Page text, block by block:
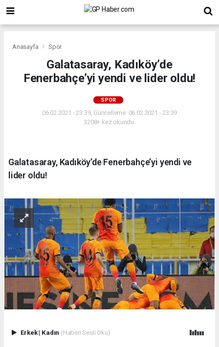
Anasayfa Spor
Galatasaray, Kadıköy’de
Fenerbahçe’yi yendi ve lider oldu!
SPOR
06.02.2021 - 23:39, Güncelleme: 06.02.2021 - 23:39
3208+ kez okundu.
Galatasaray, Kadıköy’de Fenerbahçe’yi yendi ve
lider oldu!
Erkek| Kadın (Haberi Sesli Oku)